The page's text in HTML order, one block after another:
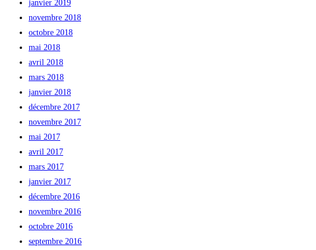
janvier 2019
novembre 2018
octobre 2018
mai 2018
avril 2018
mars 2018
janvier 2018
décembre 2017
novembre 2017
mai 2017
avril 2017
mars 2017
janvier 2017
décembre 2016
novembre 2016
octobre 2016
septembre 2016